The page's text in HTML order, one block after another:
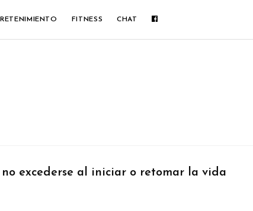
FITNESS CHAT
excederse al iniciar o retomar la vida